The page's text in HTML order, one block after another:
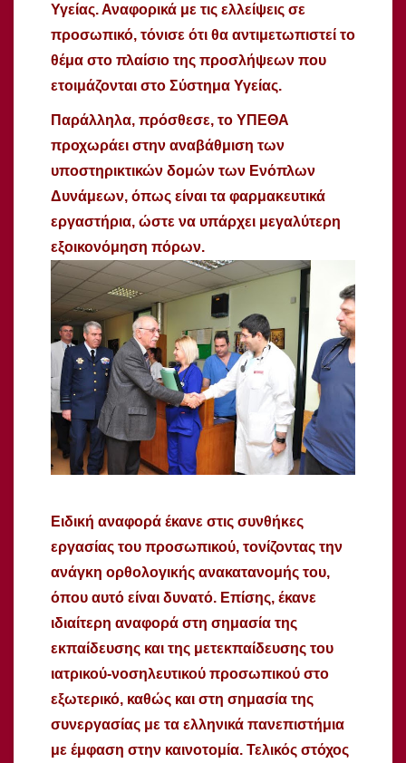
Υγείας. Αναφορικά με τις ελλείψεις σε
προσωπικό, τόνισε ότι θα αντιμετωπιστεί το
θέμα στο πλαίσιο της προσλήψεων που
ετοιμάζονται στο Σύστημα Υγείας.
Παράλληλα, πρόσθεσε, το ΥΠΕΘΑ
προχωράει στην αναβάθμιση των
υποστηρικτικών δομών των Ενόπλων
Δυνάμεων, όπως είναι τα φαρμακευτικά
εργαστήρια, ώστε να υπάρχει μεγαλύτερη
εξοικονόμηση πόρων.
Ειδική αναφορά έκανε στις συνθήκες
εργασίας του προσωπικού, τονίζοντας την
ανάγκη ορθολογικής ανακατανομής του,
όπου αυτό είναι δυνατό. Επίσης, έκανε
ιδιαίτερη αναφορά στη σημασία της
εκπαίδευσης και της μετεκπαίδευσης του
ιατρικού-νοσηλευτικού προσωπικού στο
εξωτερικό, καθώς και στη σημασία της
συνεργασίας με τα ελληνικά πανεπιστήμια
με έμφαση στην καινοτομία. Τελικός στόχος